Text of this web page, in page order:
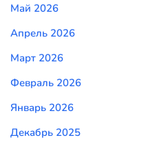
Май 2026
Апрель 2026
Март 2026
Февраль 2026
Январь 2026
Декабрь 2025